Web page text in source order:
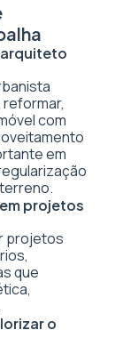
arquiteto
com
em
projetos
projetos
que
o